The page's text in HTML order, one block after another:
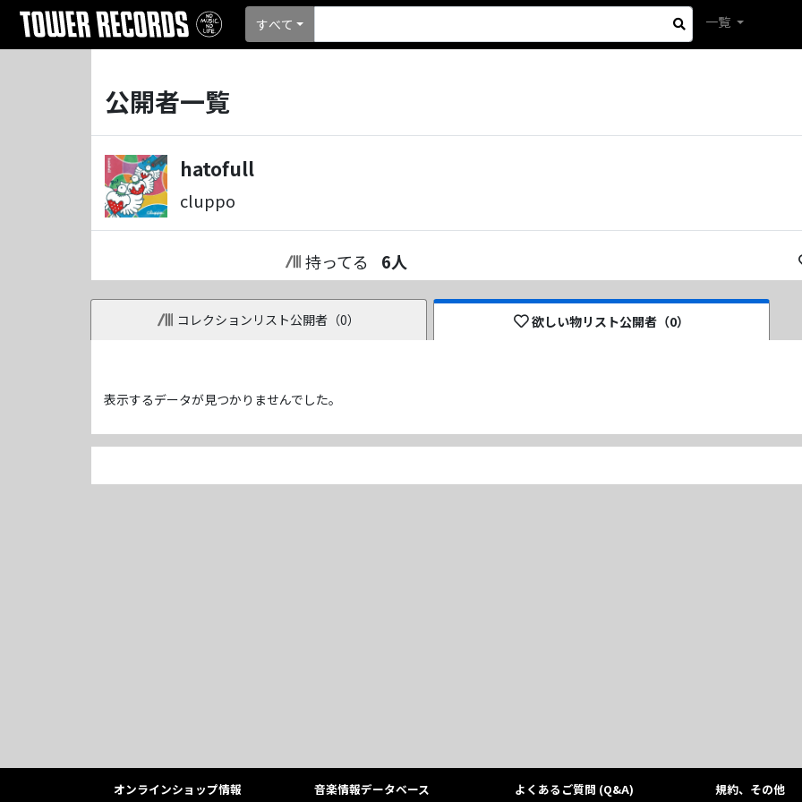
すべて 一覧
公開者一覧
hatofull
cluppo
持ってる 6人
コレクションリスト公開者（0） 欲しい物リスト公開者（0）
表示するデータが見つかりませんでした。
オンラインショップ情報 音楽情報データベース よくあるご質問 (Q&A) 規約、その他